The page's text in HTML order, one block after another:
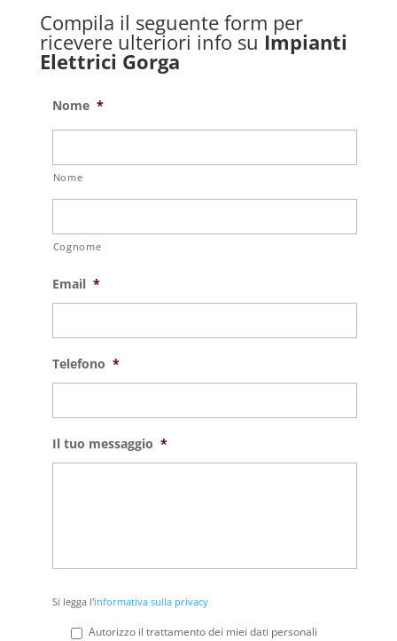
Compila il seguente form per
ricevere ulteriori info su Impianti
Elettrici Gorga
Nome *
Nome
Cognome
Email *
Telefono *
Il tuo messaggio *
Si
legga
l'informativa
Si legga l'informativa sulla privacy
Autorizzo il trattamento dei miei dati personali